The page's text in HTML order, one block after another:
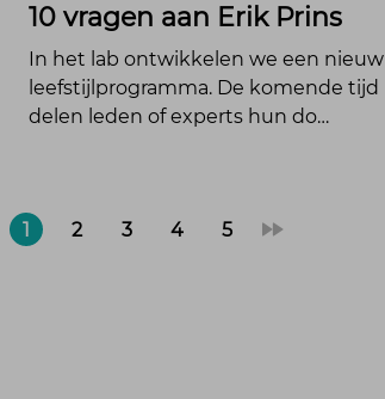
10 vragen aan Erik Prins
In het lab ontwikkelen we een nieuw
leefstijlprogramma. De komende tijd
delen leden of experts hun do…
1 2 3 4 5